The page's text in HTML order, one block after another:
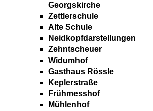
Georgskirche
Zettlerschule
Alte Schule
Neidkopfdarstellungen
Zehntscheuer
Widumhof
Gasthaus Rössle
Keplerstraße
Frühmesshof
Mühlenhof